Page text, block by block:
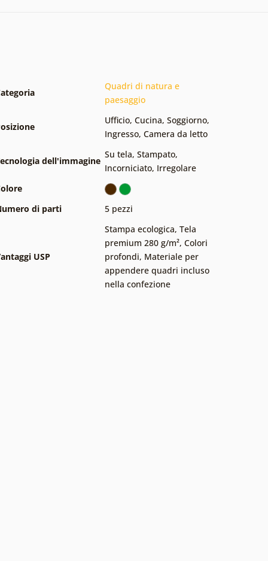
Quadri di natura e
paesaggio
Ufficio, Cucina, Soggiorno,
Ingresso, Camera da letto
dell'immagine
Su tela, Stampato,
Incorniciato, Irregolare
di parti
5 pezzi
USP
Stampa ecologica, Tela
premium 280 g/m², Colori
profondi, Materiale per
appendere quadri incluso
nella confezione